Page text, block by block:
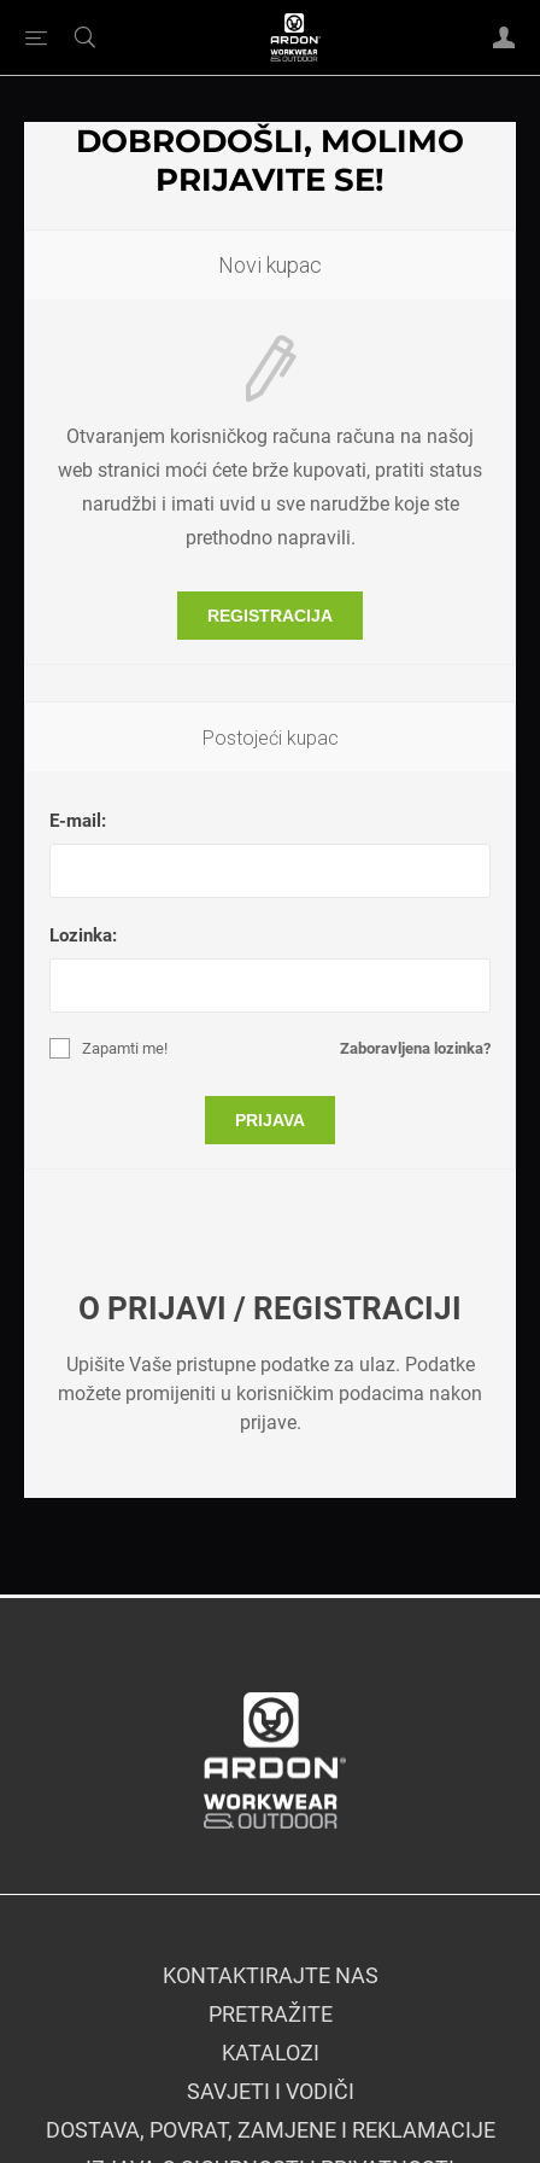
DOBRODOŠLI, MOLIMO
PRIJAVITE SE!
Novi kupac
Otvaranjem korisničkog računa računa na našoj
web stranici moći ćete brže kupovati, pratiti status
narudžbi i imati uvid u sve narudžbe koje ste
prethodno napravili.
REGISTRACIJA
Postojeći kupac
E-mail:
Lozinka:
Zaboravljena lozinka?
Zapamti me!
PRIJAVA
O PRIJAVI / REGISTRACIJI
Upišite Vaše pristupne podatke za ulaz. Podatke
možete promijeniti u korisničkim podacima nakon
prijave.
KONTAKTIRAJTE NAS
PRETRAŽITE
KATALOZI
SAVJETI I VODIČI
DOSTAVA, POVRAT, ZAMJENE I REKLAMACIJE